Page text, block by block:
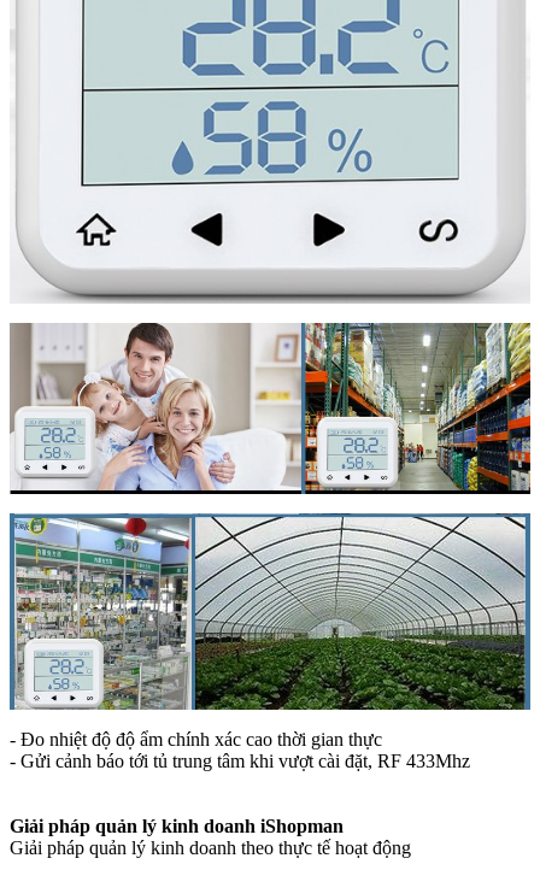
- Đo nhiệt độ độ ẩm chính xác cao thời gian thực
- Gửi cảnh báo tới tủ trung tâm khi vượt cài đặt, RF 433Mhz
Giải pháp quản lý kinh doanh iShopman
Giải pháp quản lý kinh doanh theo thực tế hoạt động